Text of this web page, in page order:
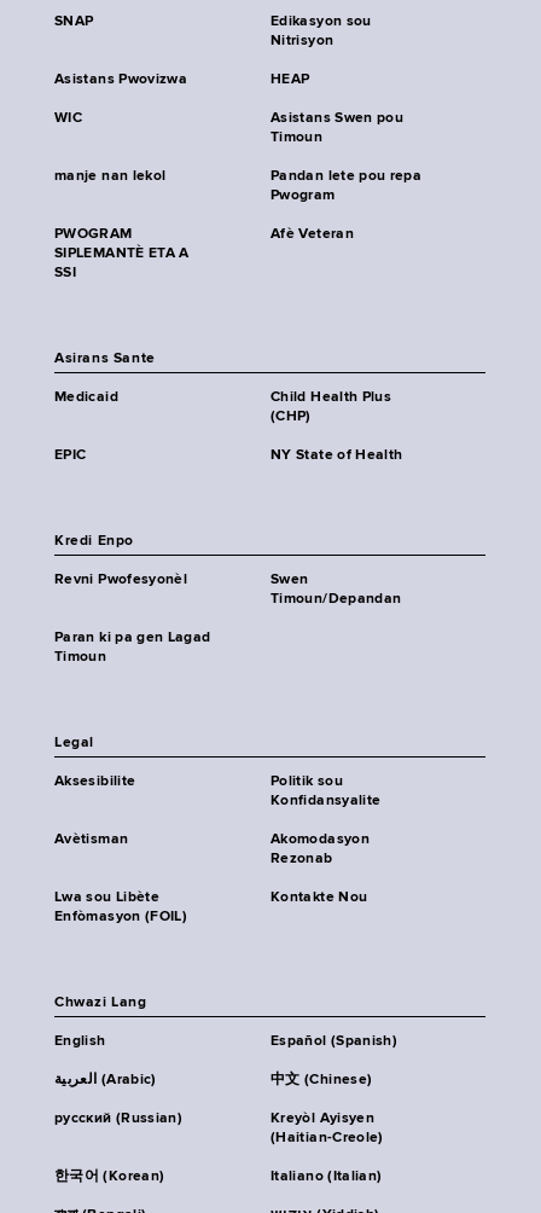
SNAP
Edikasyon sou
Nitrisyon
Asistans Pwovizwa HEAP
WIC
Asistans Swen pou
Timoun
manje nan lekol
Pandan lete pou repa
Pwogram
PWOGRAM
SIPLEMANTÈ ETA A
SSI
Afè Veteran
Asirans Sante
Medicaid
Child Health Plus
(CHP)
EPIC NY State of Health
Kredi Enpo
Revni Pwofesyonèl
Swen
Timoun/Depandan
Paran ki pa gen Lagad
Timoun
Legal
Aksesibilite
Politik sou
Konfidansyalite
Avètisman
Akomodasyon
Rezonab
Lwa sou Libète
Enfòmasyon (FOIL)
Kontakte Nou
Chwazi Lang
English Español (Spanish)
العربية (Arabic) 中文 (Chinese)
русский (Russian)
Kreyòl Ayisyen
(Haitian-Creole)
한국어 (Korean) Italiano (Italian)